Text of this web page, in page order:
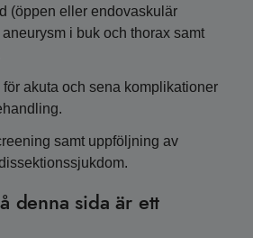
(öppen eller endovaskulär
i buk och thorax samt
för akuta och sena komplikationer
samt uppföljning av
denna sida är ett